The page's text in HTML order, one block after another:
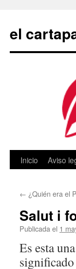
contenido
el
Inicio Aviso
← ¿Quién era el
Salut i
Publicada el 1
Es esta